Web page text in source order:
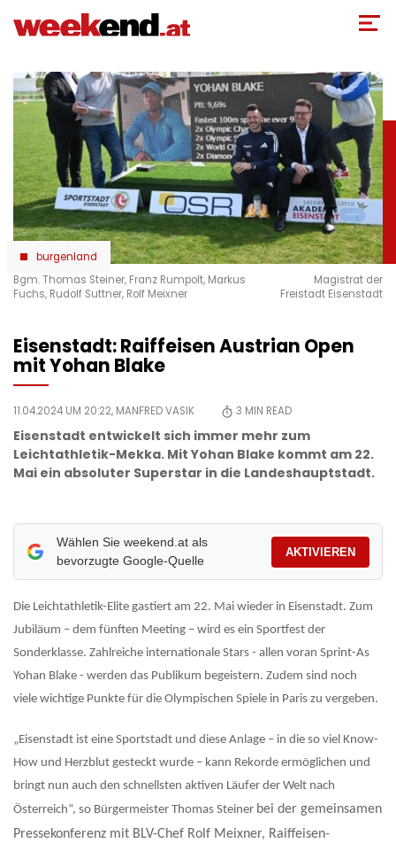
zum
burgenland
Bgm. Thomas Steiner, Franz Rumpolt, Markus
Fuchs, Rudolf Suttner, Rolf Meixner
Magistrat der
Freistadt Eisenstadt
Eisenstadt: Raiffeisen Austrian Open
mit Yohan Blake
11.04.2024 UM 20:22, MANFRED VASIK 3 MIN READ
Eisenstadt entwickelt sich immer mehr zum
Leichtathletik-Mekka. Mit Yohan Blake kommt am 22.
Mai ein absoluter Superstar in die Landeshauptstadt.
Wählen Sie weekend.at als
bevorzugte Google-Quelle
AKTIVIEREN
Die Leichtathletik-Elite gastiert am 22. Mai wieder in Eisenstadt. Zum
Jubiläum – dem fünften Meeting – wird es ein Sportfest der
Sonderklasse. Zahlreiche internationale Stars - allen voran Sprint-As
Yohan Blake - werden das Publikum begeistern. Zudem sind noch
viele wichtige Punkte für die Olympischen Spiele in Paris zu vergeben.
„Eisenstadt ist eine Sportstadt und diese Anlage – in die so viel Know-
How und Herzblut gesteckt wurde – kann Rekorde ermöglichen und
bringt nun auch den schnellsten aktiven Läufer der Welt nach
Österreich“, so Bürgermeister Thomas Steiner bei der gemeinsamen
Pressekonferenz mit BLV-Chef Rolf Meixner, Raiffeisen-